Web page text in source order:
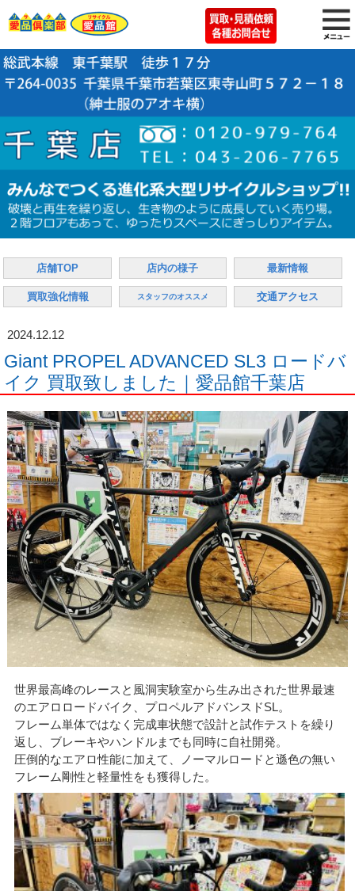
店舗TOP 店内の様子 最新情報
買取強化情報 スタッフのオススメ 交通アクセス
2024.12.12
Giant PROPEL ADVANCED SL3 ロードバ
イク 買取致しました｜愛品館千葉店
世界最高峰のレースと風洞実験室から生み出された世界最速
のエアロロードバイク、プロペルアドバンスドSL。
フレーム単体ではなく完成車状態で設計と試作テストを繰り
返し、ブレーキやハンドルまでも同時に自社開発。
圧倒的なエアロ性能に加えて、ノーマルロードと遜色の無い
フレーム剛性と軽量性をも獲得した。